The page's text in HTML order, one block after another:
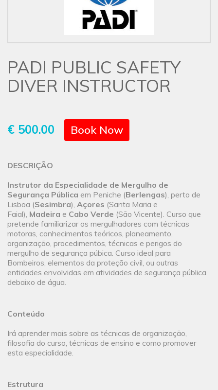
PADI PUBLIC SAFETY
DIVER INSTRUCTOR
€ 500.00 Book Now
DESCRIÇÃO
Instrutor da Especialidade de Mergulho de
Segurança Pública em Peniche (Berlengas), perto de
Lisboa (Sesimbra), Açores (Santa Maria e
Faial), Madeira e Cabo Verde (São Vicente). Curso que
pretende familiarizar os mergulhadores com técnicas
motoras, conhecimentos teóricos, planeamento,
organização, procedimentos, técnicas e perigos do
mergulho de segurança púbica. Curso ideal para
Bombeiros, elementos da proteção civil, ou outras
entidades envolvidas em atividades de segurança pública
debaixo de água.
Conteúdo
Irá aprender mais sobre as técnicas de organização,
filosofia do curso, técnicas de ensino e como promover
esta especialidade.
Estrutura